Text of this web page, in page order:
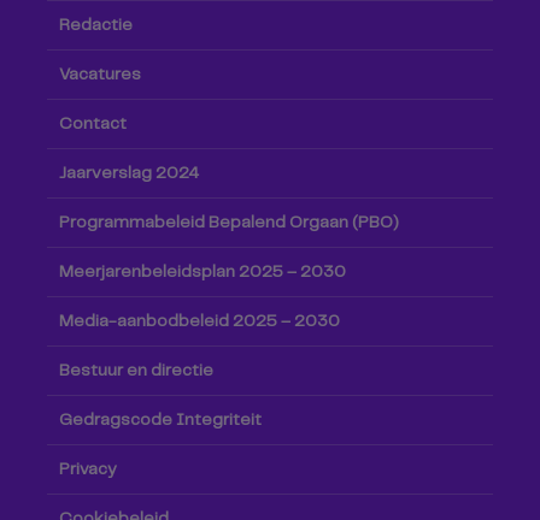
Redactie
Vacatures
Contact
Jaarverslag 2024
Programmabeleid Bepalend Orgaan (PBO)
Meerjarenbeleidsplan 2025 – 2030
Media-aanbodbeleid 2025 – 2030
Bestuur en directie
Gedragscode Integriteit
Privacy